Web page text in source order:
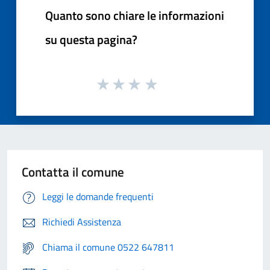
Quanto sono chiare le informazioni
su questa pagina?
Contatta il comune
Leggi le domande frequenti
Richiedi Assistenza
Chiama il comune 0522 647811